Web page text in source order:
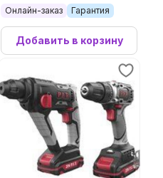
Онлайн-заказ Гарантия
Добавить в корзину